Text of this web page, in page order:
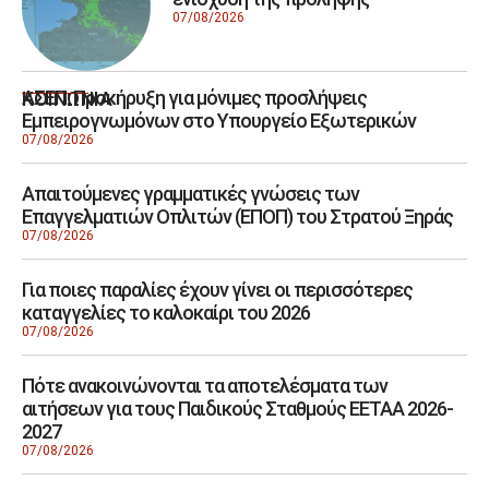
07/08/2026
ΚΟΙΝΩΝΙΑ
ΑΣΕΠ: Προκήρυξη για μόνιμες προσλήψεις
Εμπειρογνωμόνων στο Υπουργείο Εξωτερικών
07/08/2026
Απαιτούμενες γραμματικές γνώσεις των
Επαγγελματιών Οπλιτών (ΕΠΟΠ) του Στρατού Ξηράς
07/08/2026
Για ποιες παραλίες έχουν γίνει οι περισσότερες
καταγγελίες το καλοκαίρι του 2026
07/08/2026
Πότε ανακοινώνονται τα αποτελέσματα των
αιτήσεων για τους Παιδικούς Σταθμούς ΕΕΤΑΑ 2026-
2027
07/08/2026